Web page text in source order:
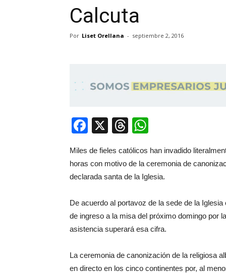
Calcuta
Por Liset Orellana - septiembre 2, 2016
Facebook
X Threads
Miles de fieles católicos han invadido
horas con motivo de la ceremonia de
declarada santa de la Iglesia.
De acuerdo al portavoz de la sede de la
de ingreso a la misa del próximo domingo por
asistencia superará esa cifra.
La ceremonia de canonización de la religiosa
en directo en los cinco continentes por, al